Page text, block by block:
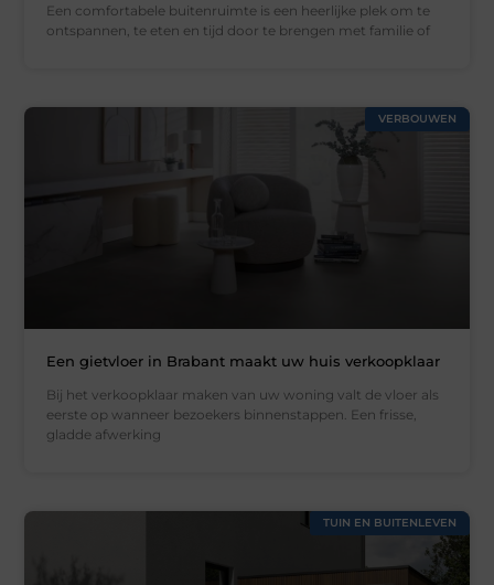
Een comfortabele buitenruimte is een heerlijke plek om te
ontspannen, te eten en tijd door te brengen met familie of
VERBOUWEN
Een gietvloer in Brabant maakt uw huis verkoopklaar
Bij het verkoopklaar maken van uw woning valt de vloer als
eerste op wanneer bezoekers binnenstappen. Een frisse,
gladde afwerking
TUIN EN BUITENLEVEN